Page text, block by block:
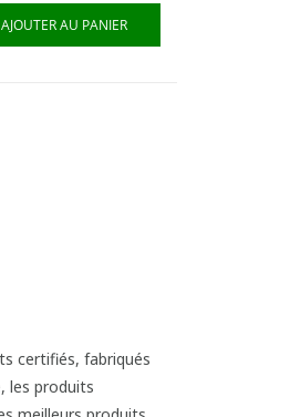
AJOUTER AU PANIER